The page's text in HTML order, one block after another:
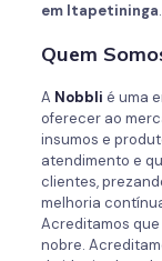
em Itapetininga
Quem
A Nobbli é uma
oferecer ao
insumos e
atendimento e
clientes,
melhoria
Acreditamos
nobre.